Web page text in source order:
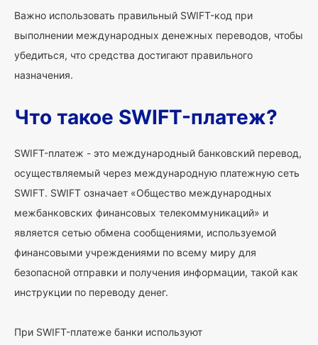
Важно использовать правильный SWIFT-код при
выполнении международных денежных переводов, чтобы
убедиться, что средства достигают правильного
назначения.
Что такое SWIFT-платеж?
SWIFT-платеж - это международный банковский перевод,
осуществляемый через международную платежную сеть
SWIFT. SWIFT означает «Общество международных
межбанковских финансовых телекоммуникаций» и
является сетью обмена сообщениями, используемой
финансовыми учреждениями по всему миру для
безопасной отправки и получения информации, такой как
инструкции по переводу денег.
При SWIFT-платеже банки используют